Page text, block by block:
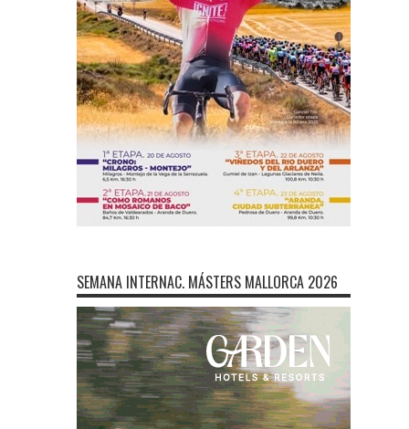
SEMANA INTERNAC. MÁSTERS MALLORCA 2026